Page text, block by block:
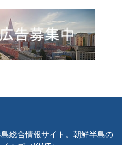
総合情報サイト。朝鮮半島の